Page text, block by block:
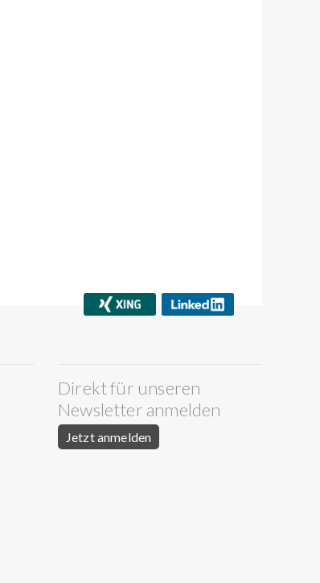
Direkt für unseren
Newsletter anmelden
Jetzt anmelden